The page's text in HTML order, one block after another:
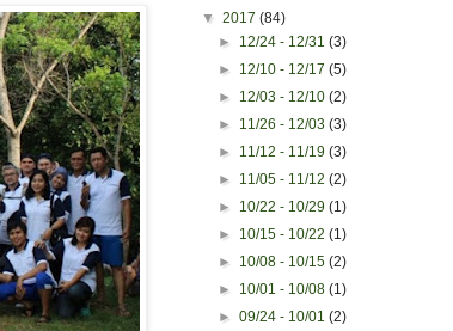
▼ 2017 (84)
► 12/24 - 12/31(3)
► 12/10 - 12/17(5)
► 12/03 - 12/10(2)
► 11/26 - 12/03(3)
► 11/12 - 11/19(3)
► 11/05 - 11/12(2)
► 10/22 - 10/29(1)
► 10/15 - 10/22(1)
► 10/08 - 10/15(2)
► 10/01 - 10/08(1)
►09/24 - 10/01(2)